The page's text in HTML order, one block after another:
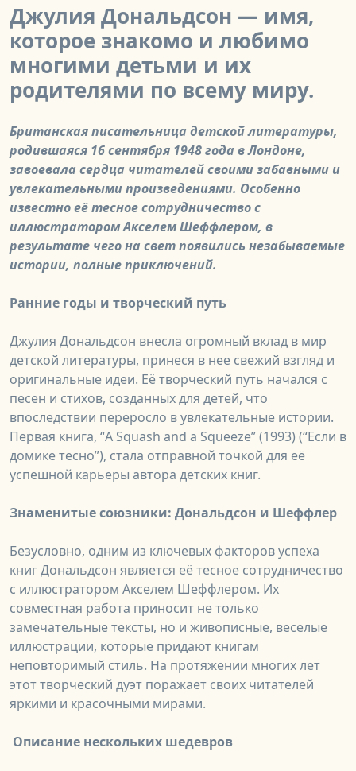
Джулия Дональдсон — имя,
которое знакомо и любимо
многими детьми и их
родителями по всему миру.
Британская писательница детской литературы,
родившаяся 16 сентября 1948 года в Лондоне,
завоевала сердца читателей своими забавными и
увлекательными произведениями. Особенно
известно её тесное сотрудничество с
иллюстратором Акселем Шеффлером, в
результате чего на свет появились незабываемые
истории, полные приключений.
Ранние годы и творческий путь
Джулия Дональдсон внесла огромный вклад в мир
детской литературы, принеся в нее свежий взгляд и
оригинальные идеи. Её творческий путь начался с
песен и стихов, созданных для детей, что
впоследствии переросло в увлекательные истории.
Первая книга, “A Squash and a Squeeze” (1993) (“Если в
домике тесно”), стала отправной точкой для её
успешной карьеры автора детских книг.
Знаменитые союзники: Дональдсон и Шеффлер
Безусловно, одним из ключевых факторов успеха
книг Дональдсон является её тесное сотрудничество
с иллюстратором Акселем Шеффлером. Их
совместная работа приносит не только
замечательные тексты, но и живописные, веселые
иллюстрации, которые придают книгам
неповторимый стиль. На протяжении многих лет
этот творческий дуэт поражает своих читателей
яркими и красочными мирами.
Описание нескольких шедевров